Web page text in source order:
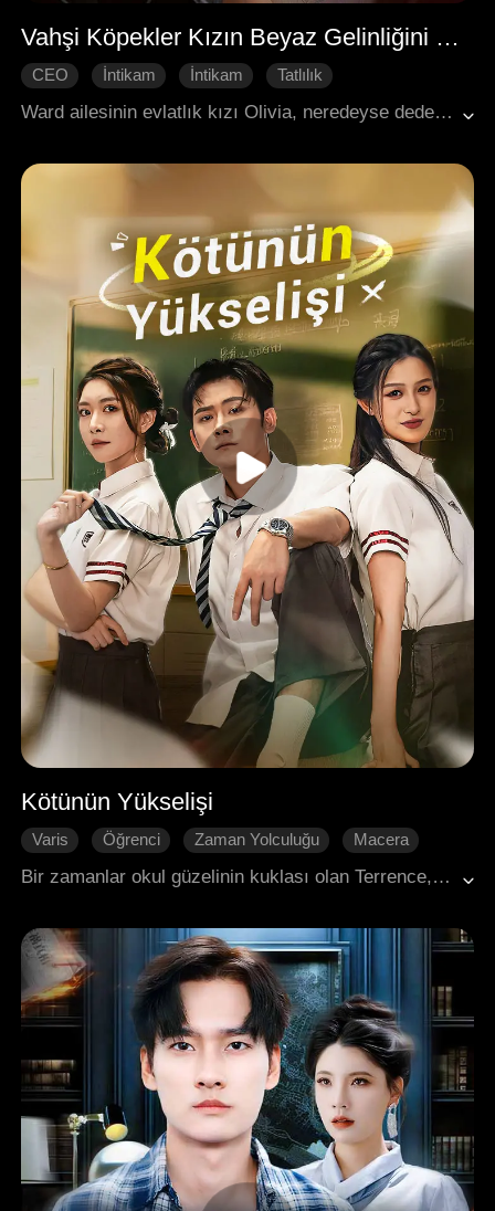
Vahşi Köpekler Kızın Beyaz Gelinliğini Parçaladı
CEO İntikam İntikam
Tatlılık
Ward ailesinin evlatlık kızı Olivia, neredeyse dedesi yaşındaki bir adamla evlendirilmek üzereydi! Herkes bu duruma üzülürken Olivia, düğünden kaçtı. Şehrin zengin aileleri onu ararken, kimse onun çoktan şehrin en güçlü genç varının yatağına girdiğini hayal bile edemezdi.
Kötünün Yükselişi
Varis Öğrenci Zaman Yolculuğu
Macera
Bir zamanlar okul güzelinin kuklası olan Terrence, Rosie'nin ihanetine uğrayarak ailesinin çöküşüne tanık oldu. Romadaki trajik kötü adam olarak yeniden doğan Terrence, bu kez "Kötü Adam Sistemi" ile donanmış halde üniversite yıllarına döndü. Sistemin gücüyle kendine ihanet eden herkesi metodik cezalandırdı. Bu sefer ilgisini Rosie'den alıp onun yakın arkadaşı Violet'e yöneltti. İronik şekilde, bu tutum değişikliği Rosie'de şiddetli bir arzu uyandırdı ve nihayet Terrence gerçek aşkını kazanmayı başardı.